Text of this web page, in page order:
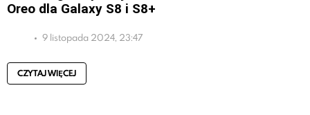
Oreo dla Galaxy S8 i S8+
9 listopada 2024, 23:47
CZYTAJ WIĘCEJ